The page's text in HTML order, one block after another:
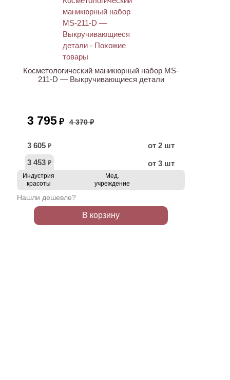
Косметологический маникюрный набор MS-
211-D — Выкручивающиеся детали
3 795 ₽ 4 370 ₽
3 605 ₽
от 2 шт
3 453 ₽ от 3 шт
Индустрия
красоты
Мед.
учреждение
Нашли дешевле?
В корзину